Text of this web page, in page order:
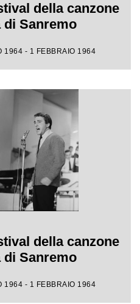
della canzone
di Sanremo
1964 - 1 FEBBRAIO 1964
della canzone
di Sanremo
1964 - 1 FEBBRAIO 1964